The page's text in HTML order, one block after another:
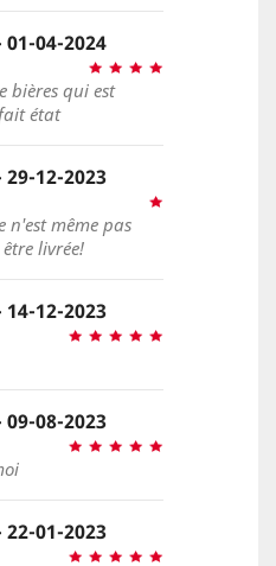
04-2024
bières qui est
état
12-2023
n'est même pas
livrée!
12-2023
08-2023
01-2023